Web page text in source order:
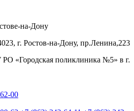
на-Дону
г. Ростов-на-Дону, пр.Ленина,223
«Городская поликлиника №5» в г.
00